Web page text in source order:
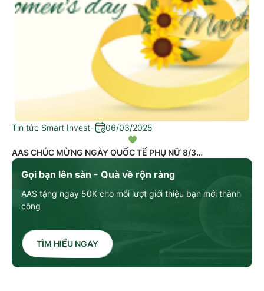
Gọi bạn lên sàn - Quà về rộn ràng
AAS tặng ngay 50K cho mỗi lượt giới thiệu bạn mới thành
công
TÌM HIỂU NGAY
Tin tức Smart Invest- 06/03/2025
AAS CHÚC MỪNG NGÀY QUỐC TẾ PHỤ NỮ 8/3